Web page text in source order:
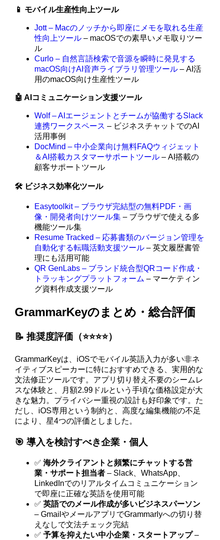
📱 モバイル生産性向上ツール
Jott – Macのノッチから即座にメモを取れる生産
性向上ツール – macOSでの素早いメモ取りツー
ル
Curlo – 自然言語検索で音源を瞬時に発見する
macOS向けAI音声ライブラリ管理ツール – AI活
用のmacOS向け生産性ツール
🤖 AIコミュニケーション支援ツール
Wolf – AIエージェントとチームが協働するSlack
連携ワークスペース – ビジネスチャットでのAI
活用事例
DocMind – 中小企業向け無料FAQウィジェット
＆AI搭載カスタマーサポートツール – AI搭載の
顧客サポートツール
🛠️ ビジネス効率化ツール
Easytoolkit – ブラウザ完結型の無料PDF・画
像・開発者向けツール集 – ブラウザで使える多
機能ツール集
Resume Tracked – 応募書類のバージョン管理を
自動化する転職活動支援ツール – 英文履歴書管
理にも活用可能
QR GenLabs – ブランド統合型QRコード作成・
トラッキングプラットフォーム – マーケティン
グ資料作成支援ツール
GrammarKeyのまとめ・総合評価
📝 推奨度評価（⭐️⭐️⭐️⭐️）
GrammarKeyは、iOSでモバイル英語入力が多い非ネ
イティブスピーカーに特におすすめできる、実用的な
文法修正ツールです。アプリ切り替え不要のシームレ
スな体験と、月額2.99ドルという手頃な価格設定が大
きな魅力。プライバシー重視の設計も好印象です。た
だし、iOS専用という制約と、高度な編集機能の不足
により、星4つの評価としました。
🎯 導入を検討すべき企業・個人
✅海外クライアントと頻繁にチャットする営
業・サポート担当者 – Slack、WhatsApp、
LinkedInでのリアルタイムコミュニケーション
で即座に正確な英語を使用可能
✅英語でのメール作成が多いビジネスパーソン
– GmailやメールアプリでGrammarlyへの切り替
えなしで文法チェック完結
✅予算を抑えたい中小企業・スタートアップ–